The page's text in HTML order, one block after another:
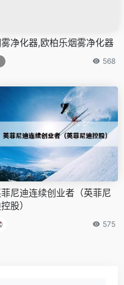
净化器,欧柏乐烟雾净化器
568
尼迪连续创业者（英菲尼
股）
575